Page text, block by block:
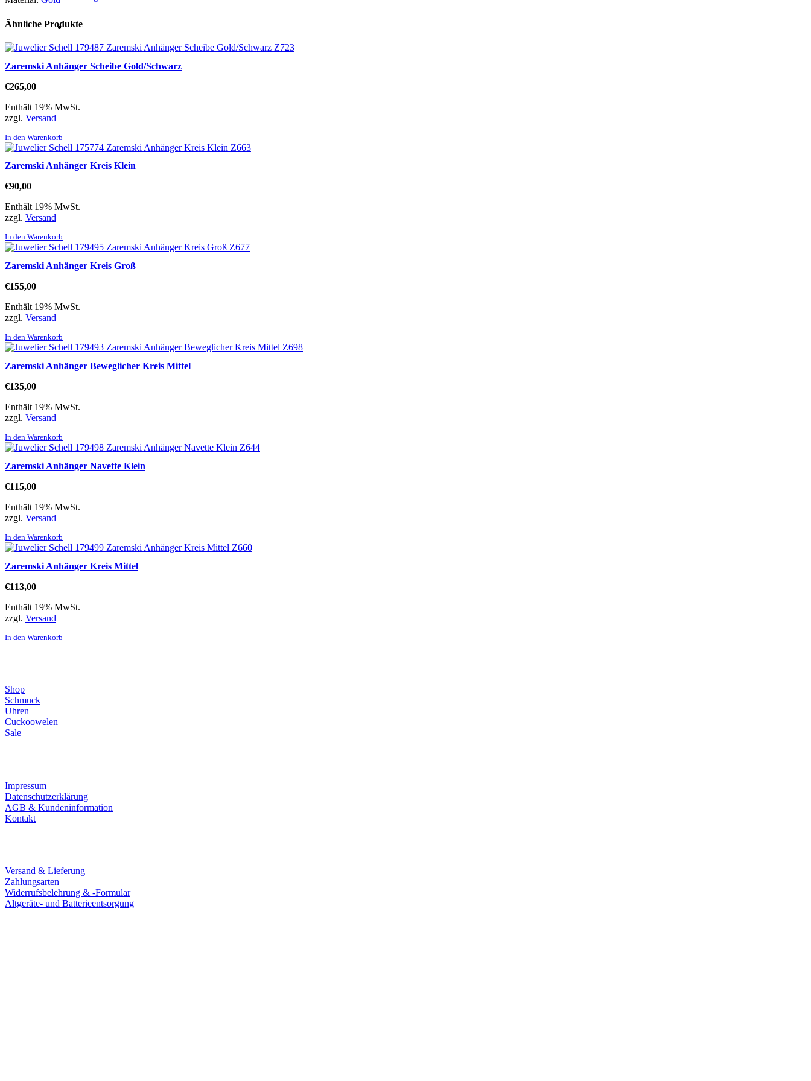
Ähnliche Produkte
Zaremski Anhänger Scheibe Gold/Schwarz
€265,00
Enthält 19% MwSt.
zzgl. Versand
In den Warenkorb
Zaremski Anhänger Kreis Klein
€90,00
Enthält 19% MwSt.
zzgl. Versand
In den Warenkorb
Zaremski Anhänger Kreis Groß
€155,00
Enthält 19% MwSt.
zzgl. Versand
In den Warenkorb
Zaremski Anhänger Beweglicher Kreis Mittel
€135,00
Enthält 19% MwSt.
zzgl. Versand
In den Warenkorb
Zaremski Anhänger Navette Klein
€115,00
Enthält 19% MwSt.
zzgl. Versand
In den Warenkorb
Zaremski Anhänger Kreis Mittel
€113,00
Enthält 19% MwSt.
zzgl. Versand
In den Warenkorb
Shop
Schmuck
Uhren
Cuckoowelen
Sale
Impressum
Datenschutzerklärung
AGB & Kundeninformation
Kontakt
Versand & Lieferung
Zahlungsarten
Widerrufsbelehrung & -Formular
Altgeräte- und Batterieentsorgung